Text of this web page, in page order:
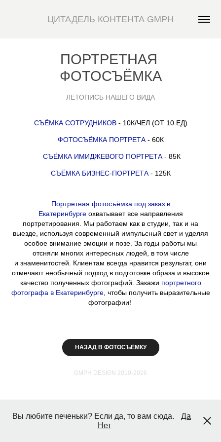
ЦИТАДЕЛЬ КОНТЕНТА GMPH
ПОРТРЕТНАЯ
ФОТОСЪЁМКА
ЛЕТОПИСЬ НАШЕГО ВИДА
СЪЁМКА СОТРУДНИКОВ- 10К/ЧЕЛ (ОТ 10 ЕД)
ФОТОСЪЁМКА ПОРТРЕТА- 60К
СЪЁМКА ИМИДЖЕВОГО ПОРТРЕТА- 85К
СЪЁМКА БИЗНЕС-ПОРТРЕТА- 125К
Портретная фотосъёмка под заказ в
Екатеринбургеохватывает все направления
портретирования. Мы работаем как в студии, так и на
выезде, используя современный импульсный свет и уделяя
особое внимание эмоции и позе. За годы работы мы
отсняли многих интересных людей, в том числе
и знаменитостей. Клиентам всегда нравится результат, они
отмечают необычный подход в подготовке образа и высокое
качество полученных фотографий. Закажи портретного
фотографа в Екатеринбурге, чтобы получить выразительные
фотографии!
НАЗАД В ФОТОСЪЁМКУ
GMPH DESIGN 2010-2026
Вы любите печеньки? Если да, то вам сюда.
Да
Нет